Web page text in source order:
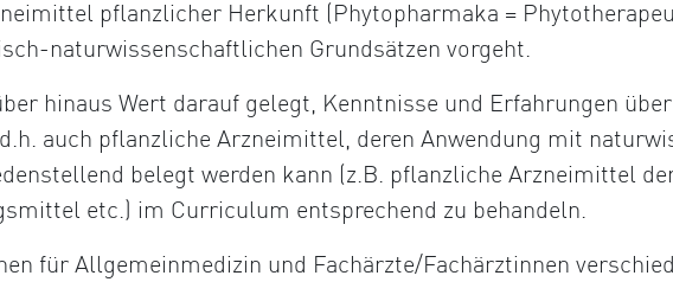
pflanzlicher Herkunft (Phytopharmaka =
naturwissenschaftlichen Grundsätzen vorgeht.
hinaus Wert darauf gelegt, Kenntnisse und Erfahrungen
auch pflanzliche Arzneimittel, deren Anwendung mit
belegt werden kann (z.B. pflanzliche Arzneimittel
etc.) im Curriculum entsprechend zu behandeln.
für Allgemeinmedizin und Fachärzte/Fachärztinnen